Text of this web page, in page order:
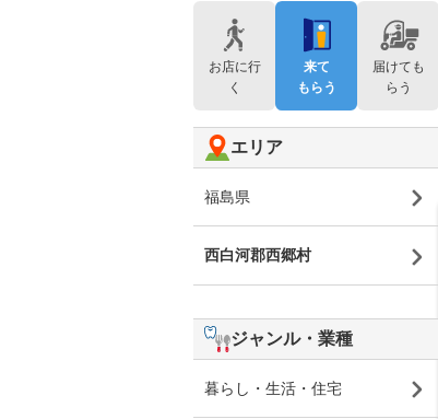
お店に行
く
来て
もらう
届けても
らう
エリア
福島県
西白河郡西郷村
ジャンル・業種
暮らし・生活・住宅